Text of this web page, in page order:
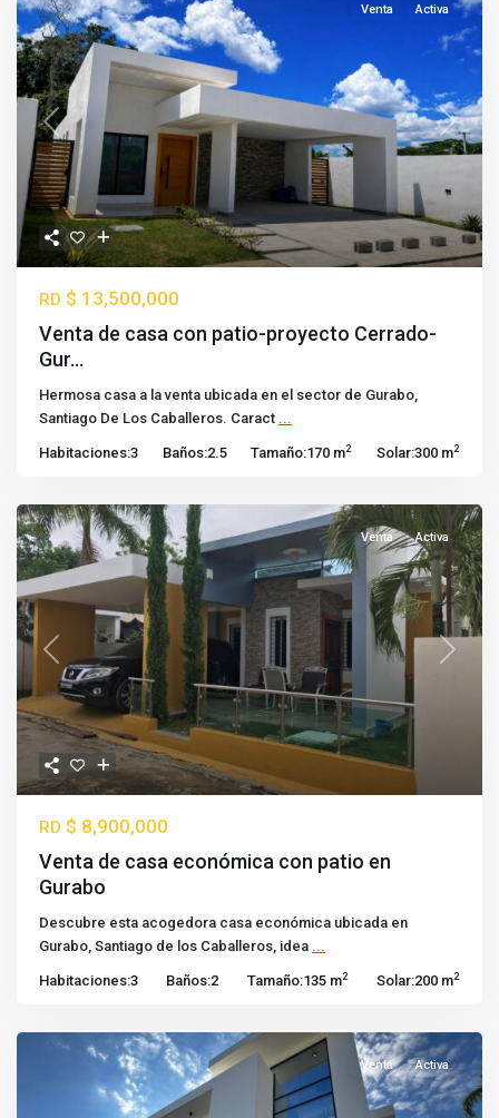
Previous Next
Venta Activa
RD $ 13,500,000
Venta de casa con patio-proyecto Cerrado-
Gur...
Hermosa casa a la venta ubicada en el sector de Gurabo,
Santiago De Los Caballeros. Caract ...
Habitaciones:3 Baños:2.5 Tamaño:170 m2 Solar:300 m2
Previous Next
Venta Activa
RD $ 8,900,000
Venta de casa económica con patio en
Gurabo
Descubre esta acogedora casa económica ubicada en
Gurabo, Santiago de los Caballeros, idea ...
Habitaciones:3 Baños:2 Tamaño:135 m2 Solar:200 m2
Venta Activa